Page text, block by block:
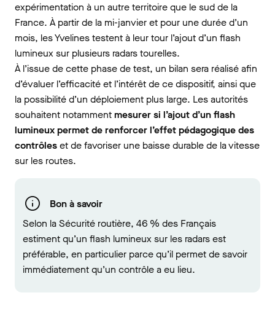
expérimentation à un autre territoire que le sud de la
France. À partir de la mi-janvier et pour une durée d’un
mois, les Yvelines testent à leur tour l’ajout d’un flash
lumineux sur plusieurs radars tourelles.
À l’issue de cette phase de test, un bilan sera réalisé afin
d’évaluer l’efficacité et l’intérêt de ce dispositif, ainsi que
la possibilité d’un déploiement plus large. Les autorités
souhaitent notammentmesurer si l’ajout d’un flash
lumineux permet de renforcer l’effet pédagogique des
contrôleset de favoriser une baisse durable de la vitesse
sur les routes.
Bon à savoir
Selon la Sécurité routière, 46 % des Français
estiment qu’un flash lumineux sur les radars est
préférable, en particulier parce qu’il permet de savoir
immédiatement qu’un contrôle a eu lieu.